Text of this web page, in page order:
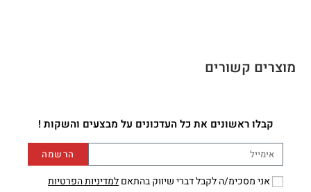
מוצרים קשורים
קבלו ראשונים את כל העדכונים על מבצעים והשקות !
אני מסכימ/ה לקבל דברי שיווק בהתאםלמדיניות הפרטיות
הרשמה